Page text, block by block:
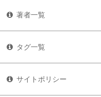
著者一覧
タグ一覧
サイトポリシー